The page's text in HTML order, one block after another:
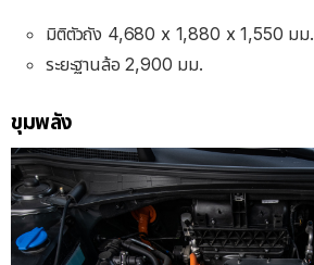
มิติตัวถัง 4,680 x 1,880 x 1,550 มม.
ระยะฐานล้อ 2,900 มม.
ขุมพลัง